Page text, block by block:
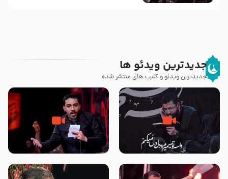
جدیدترین ویدئو ها
جدیدترین ویدئو و کلیپ های منتشر شده
مصداق کربلا – حاج حسین سیب
سرخی
شور ، حسینا! به‌ حق زهرا «أُنْظُرْ
إِلَینا» – عزاداری شب هفتم ماه